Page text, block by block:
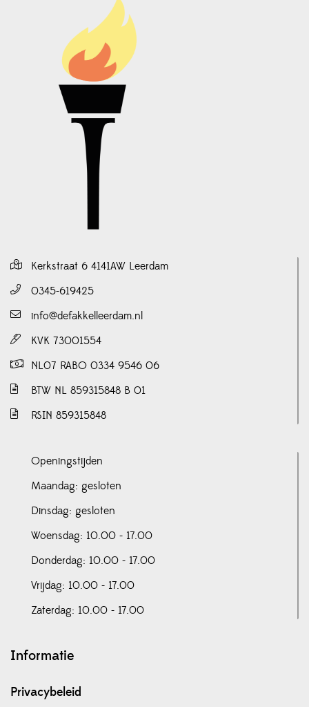
Kerkstraat 6 4141AW Leerdam
0345-619425
info@defakkelleerdam.nl
KVK 73001554
NL07 RABO 0334 9546 06
BTW NL 859315848 B 01
RSIN 859315848
Openingstijden
Maandag: gesloten
Dinsdag: gesloten
Woensdag: 10.00 - 17.00
Donderdag: 10.00 - 17.00
Vrijdag: 10.00 - 17.00
Zaterdag: 10.00 - 17.00
Informatie
Privacybeleid